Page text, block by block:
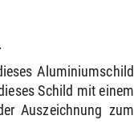
Aluminiumschild
Schild mit einem
Auszeichnung zum